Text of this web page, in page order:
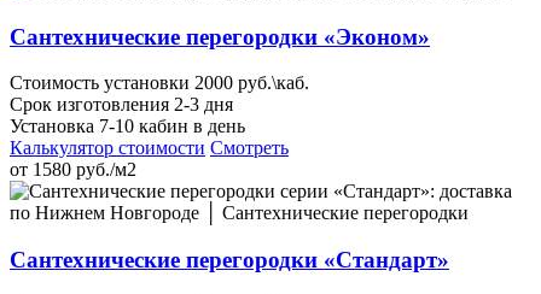
Сантехнические перегородки «Эконом»
Стоимость установки 2000 руб.\каб.
Срок изготовления 2-3 дня
Установка 7-10 кабин в день
Калькулятор стоимости Смотреть
от 1580 руб./м2
Сантехнические перегородки «Стандарт»